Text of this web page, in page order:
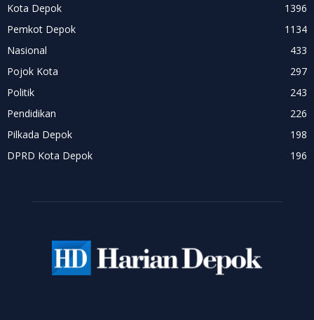
Kota Depok
1396
Pemkot Depok
1134
Nasional
433
Pojok Kota
297
Politik
243
Pendidikan
226
Pilkada Depok
198
DPRD Kota Depok
196